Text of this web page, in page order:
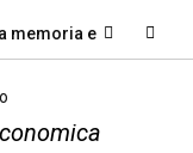
e il diritto…